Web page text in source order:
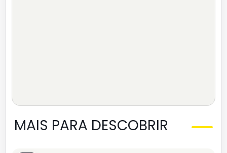
MAIS PARA DESCOBRIR